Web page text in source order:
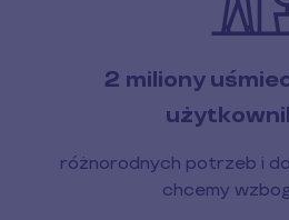
2 miliony
różnorodnych potrzeb i
chcemy